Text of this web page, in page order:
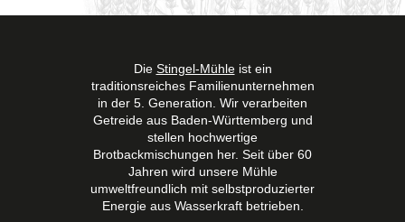
Die Stingel-Mühleist ein
traditionsreiches Familienunternehmen
in der 5. Generation. Wir verarbeiten
Getreide aus Baden-Württemberg und
stellen hochwertige
Brotbackmischungen her. Seit über 60
Jahren wird unsere Mühle
umweltfreundlich mit selbstproduzierter
Energie aus Wasserkraft betrieben.